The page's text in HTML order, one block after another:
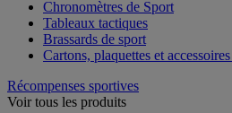
Chronomètres de Sport
Tableaux tactiques
Brassards de sport
Cartons, plaquettes et
Récompenses sportives
Voir tous les produits